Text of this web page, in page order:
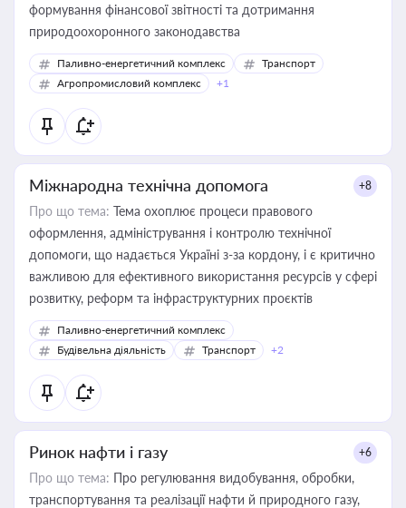
формування фінансової звітності та дотримання
природоохоронного законодавства
Паливно-енергетичний комплекс
Транспорт
Агропромисловий комплекс
+1
Міжнародна технічна допомога +8
Про що тема: Тема охоплює процеси правового
оформлення, адміністрування і контролю технічної
допомоги, що надається Україні з-за кордону, і є критично
важливою для ефективного використання ресурсів у сфері
розвитку, реформ та інфраструктурних проєктів
Паливно-енергетичний комплекс
Будівельна діяльність
Транспорт +2
Ринок нафти і газу +6
Про що тема: Про регулювання видобування, обробки,
транспортування та реалізації нафти й природного газу,